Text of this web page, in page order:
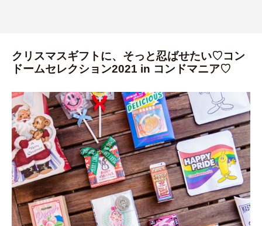
クリスマスギフトに、そっと忍ばせたい♡コン
ドームセレクション2021 in コンドマニア♡